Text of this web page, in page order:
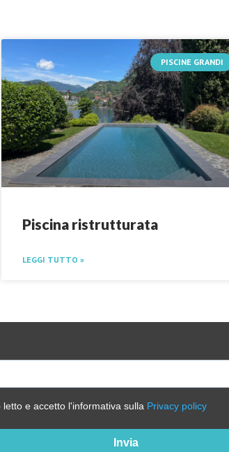
PISCINE GRANDI
Piscina ristrutturata
LEGGI TUTTO »
letto e accetto l'informativa sulla Privacy policy
Invia